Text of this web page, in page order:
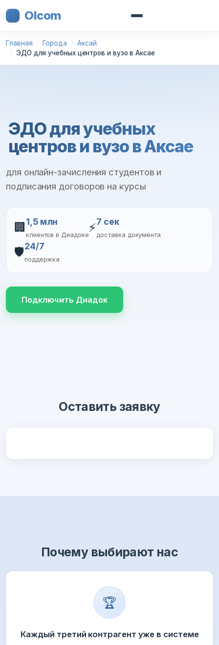
Olcom
Главная Города
Аксай
ЭДО для учебных центров и вузо в Аксае
ЭДО для учебных
центров и вузо в Аксае
для онлайн-зачисления студентов и
подписания договоров на курсы
🏢 1,5 млн
клиентов в Диадоке
⚡7 сек
доставка документа
🛡️24/7
поддержка
Подключить Диадок
Оставить заявку
Почему выбирают нас
🏆
Каждый третий контрагент уже в системе